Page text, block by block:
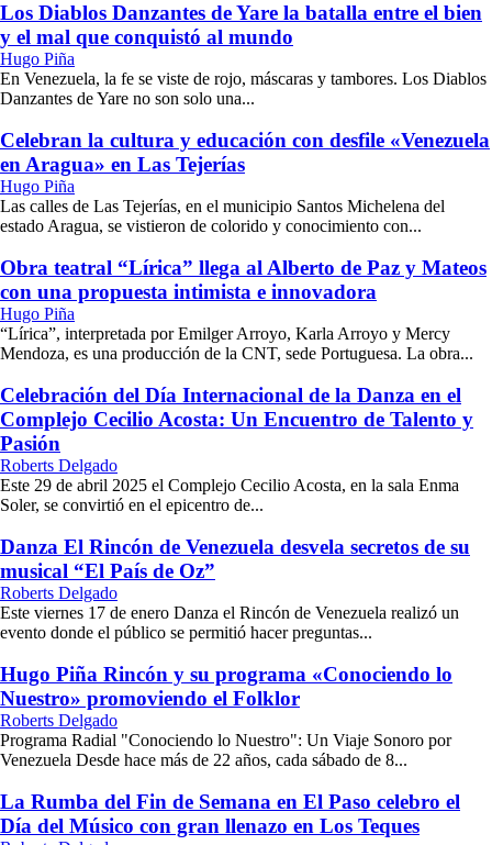
Los Diablos Danzantes de Yare la batalla entre el bien
y el mal que conquistó al mundo
Hugo Piña
En Venezuela, la fe se viste de rojo, máscaras y tambores. Los Diablos
Danzantes de Yare no son solo una...
Celebran la cultura y educación con desfile «Venezuela
en Aragua» en Las Tejerías
Hugo Piña
Las calles de Las Tejerías, en el municipio Santos Michelena del
estado Aragua, se vistieron de colorido y conocimiento con...
Obra teatral “Lírica” llega al Alberto de Paz y Mateos
con una propuesta intimista e innovadora
Hugo Piña
“Lírica”, interpretada por Emilger Arroyo, Karla Arroyo y Mercy
Mendoza, es una producción de la CNT, sede Portuguesa. La obra...
Celebración del Día Internacional de la Danza en el
Complejo Cecilio Acosta: Un Encuentro de Talento y
Pasión
Roberts Delgado
Este 29 de abril 2025 el Complejo Cecilio Acosta, en la sala Enma
Soler, se convirtió en el epicentro de...
Danza El Rincón de Venezuela desvela secretos de su
musical “El País de Oz”
Roberts Delgado
Este viernes 17 de enero Danza el Rincón de Venezuela realizó un
evento donde el público se permitió hacer preguntas...
Hugo Piña Rincón y su programa «Conociendo lo
Nuestro» promoviendo el Folklor
Roberts Delgado
Programa Radial "Conociendo lo Nuestro": Un Viaje Sonoro por
Venezuela Desde hace más de 22 años, cada sábado de 8...
La Rumba del Fin de Semana en El Paso celebro el
Día del Músico con gran llenazo en Los Teques